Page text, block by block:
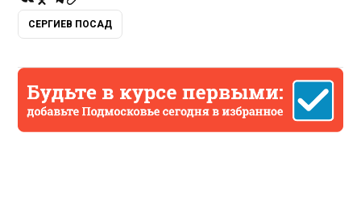
СЕРГИЕВ ПОСАД